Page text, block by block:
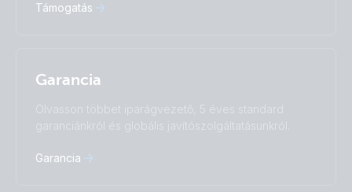
Támogatás
Garancia
Olvasson többet iparágvezető, 5 éves standard
garanciánkról és globális javítószolgáltatásunkról.
Garancia